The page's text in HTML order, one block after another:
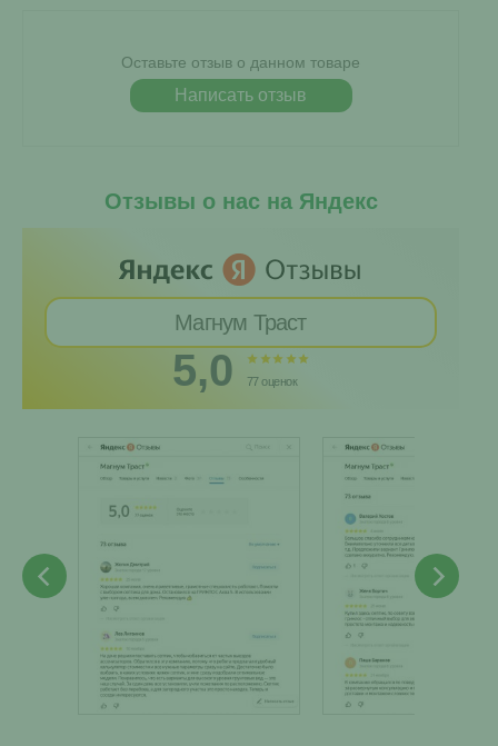
Оставьте отзыв о данном товаре
Написать отзыв
Отзывы о нас на Яндекс
Магнум Траст
5,0 77 оценок